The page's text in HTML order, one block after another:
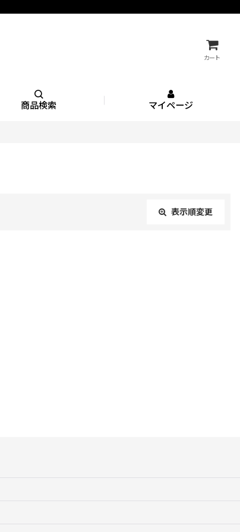
カート
商品検索 マイページ
表示順変更